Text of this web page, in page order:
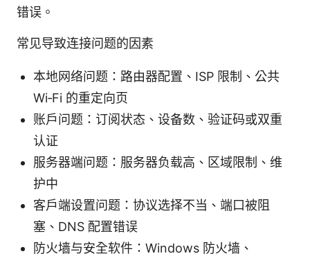
错误。
常见导致连接问题的因素
本地网络问题：路由器配置、ISP 限制、公共
Wi‑Fi 的重定向页
账户问题：订阅状态、设备数、验证码或双重
认证
服务器端问题：服务器负载高、区域限制、维
护中
客户端设置问题：协议选择不当、端口被阻
塞、DNS 配置错误
防火墙与安全软件：Windows 防火墙、